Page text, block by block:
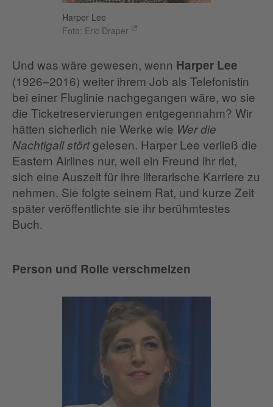
Harper Lee
Foto: Eric Draper
Und was wäre gewesen, wenn Harper Lee
(1926–2016) weiter ihrem Job als Telefonistin
bei einer Fluglinie nachgegangen wäre, wo sie
die Ticketreservierungen entgegennahm? Wir
hätten sicherlich nie Werke wie Wer die
Nachtigall störtgelesen. Harper Lee verließ die
Eastern Airlines nur, weil ein Freund ihr riet,
sich eine Auszeit für ihre literarische Karriere zu
nehmen. Sie folgte seinem Rat, und kurze Zeit
später veröffentlichte sie ihr berühmtestes
Buch.
Person und Rolle verschmelzen